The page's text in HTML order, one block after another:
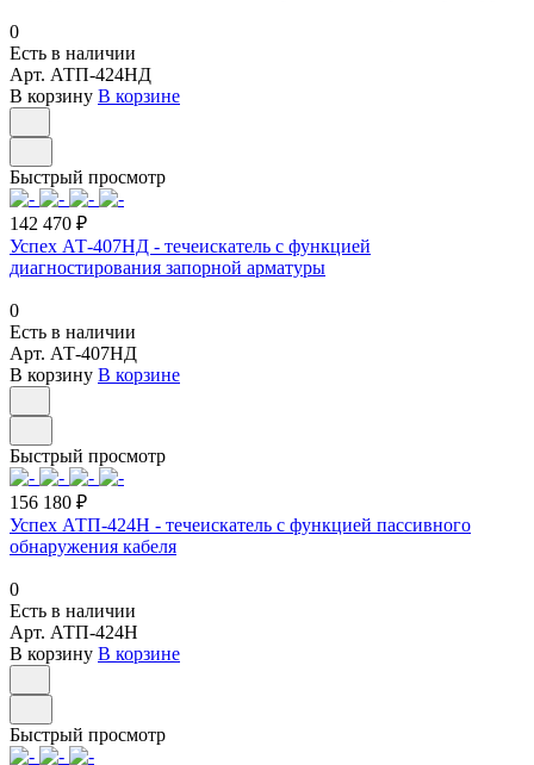
0
Есть в наличии
Арт. АТП-424НД
В корзину В корзине
Быстрый просмотр
142 470 ₽
Успех АТ-407НД - течеискатель с функцией
диагностирования запорной арматуры
0
Есть в наличии
Арт. АТ-407НД
В корзину В корзине
Быстрый просмотр
156 180 ₽
Успех АТП-424Н - течеискатель с функцией пассивного
обнаружения кабеля
0
Есть в наличии
Арт. АТП-424Н
В корзину В корзине
Быстрый просмотр